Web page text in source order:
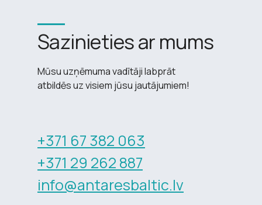
Mūsu uzņēmuma vadītāji labprāt
atbildēs uz visiem jūsu jautājumiem!
Sazinieties ar mums
+371 67 382 063
+371 29 262 887
info@antaresbaltic.lv